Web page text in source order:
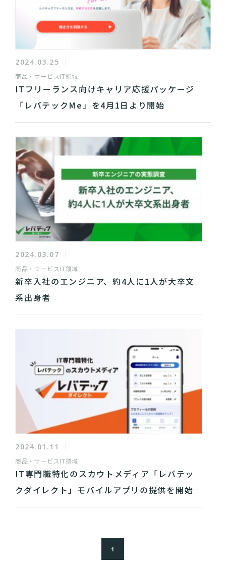
2024.03.25
商品・サービスIT領域
ITフリーランス向けキャリア応援パッケージ
「レバテックMe」を4月1日より開始
2024.03.07
商品・サービスIT領域
新卒入社のエンジニア、約4人に1人が大卒文
系出身者
2024.01.11
商品・サービスIT領域
IT専門職特化のスカウトメディア「レバテッ
クダイレクト」モバイルアプリの提供を開始
1